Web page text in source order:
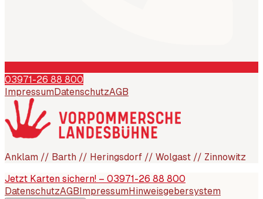
03971-26 88 800
Impressum DatenschutzAGB
Anklam // Barth // Heringsdorf // Wolgast // Zinnowitz
Jetzt Karten sichern! – 03971-26 88 800
DatenschutzAGB ImpressumHinweisgebersystem